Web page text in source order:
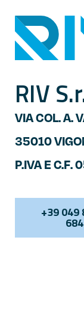
RIV
VIA COL. A.
35010
P.IVA E
+39 049
684